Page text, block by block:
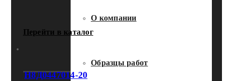
Перейти в каталог
О компании
Образцы работ
Н8Д0447014-20